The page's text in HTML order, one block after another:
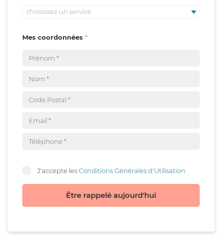
choisissez un service
Mes coordonnées
J'accepte lesConditions Générales d'Utilisation
Être rappelé aujourd'hui